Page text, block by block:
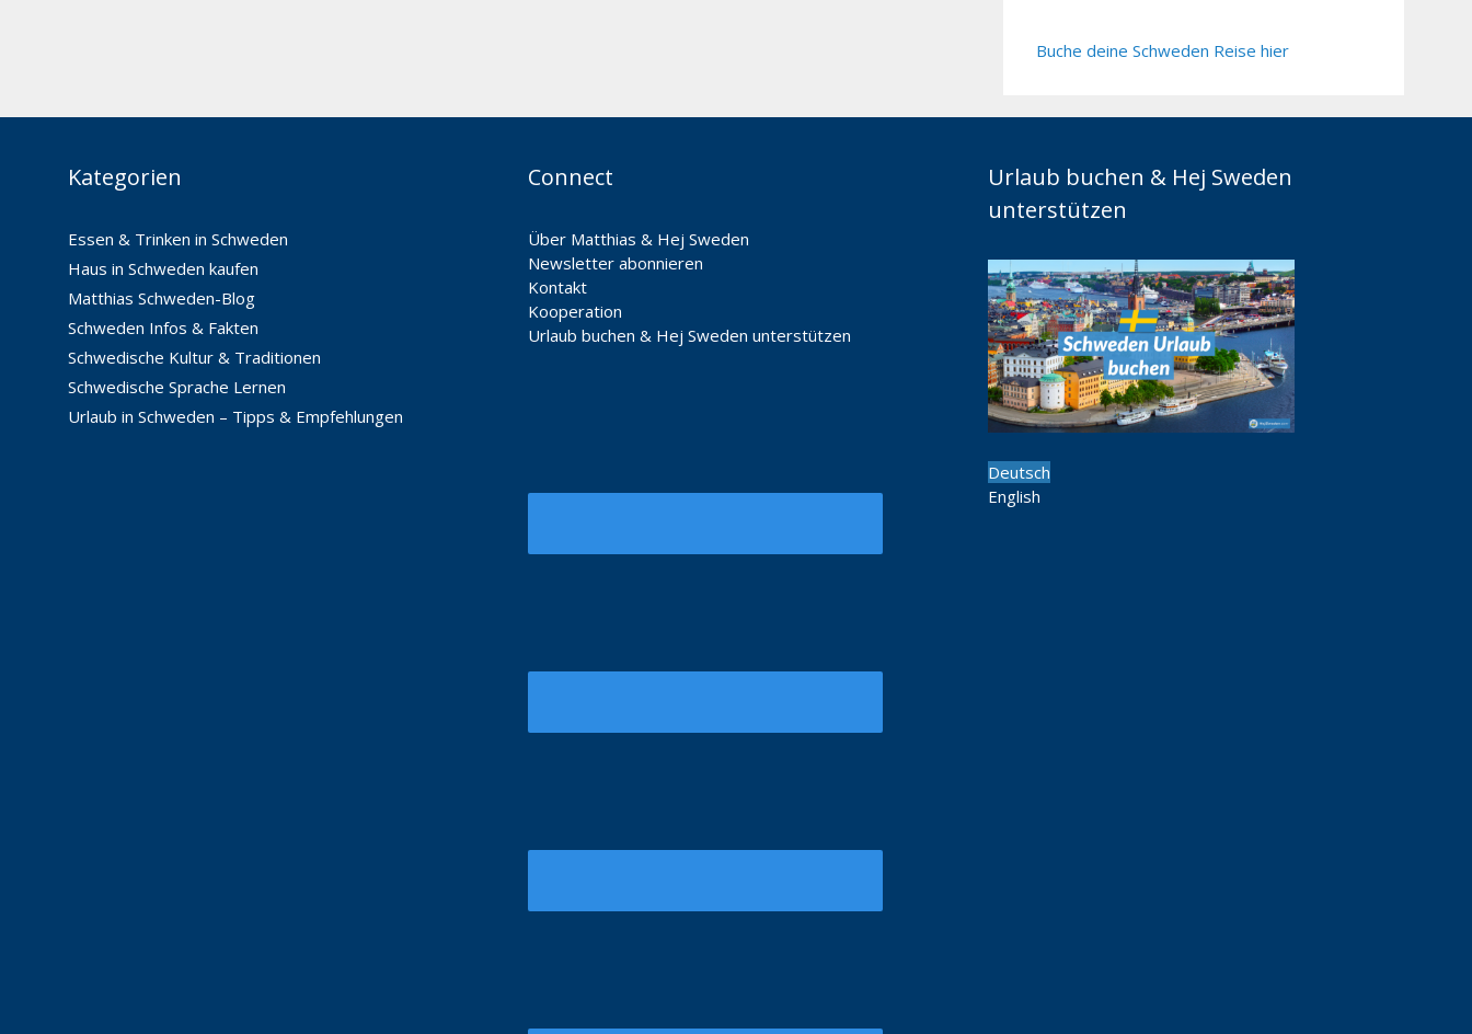
Buche deine Schweden Reise hier
Kategorien
Essen & Trinken in Schweden
Haus in Schweden kaufen
Matthias Schweden-Blog
Schweden Infos & Fakten
Schwedische Kultur & Traditionen
Schwedische Sprache Lernen
Urlaub in Schweden – Tipps & Empfehlungen
Connect
Über Matthias & Hej Sweden
Newsletter abonnieren
Kontakt
Kooperation
Urlaub buchen & Hej Sweden unterstützen
Urlaub buchen & Hej Sweden
unterstützen
Deutsch
English